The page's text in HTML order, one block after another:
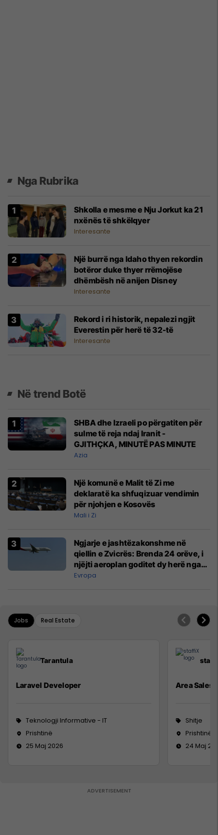
Nga Rubrika
Shkolla e mesme e Nju Jorkut ka 21
nxënës të shkëlqyer
Interesante
Një burrë nga Idaho thyen rekordin
botëror duke thyer rrëmojëse
dhëmbësh në anijen Disney
Interesante
Rekord i ri historik, nepalezi ngjit
Everestin për herë të 32-të
Interesante
Në trend Botë
SHBA dhe Izraeli po përgatiten për
sulme të reja ndaj Iranit -
GJITHÇKA, MINUTË PAS MINUTE
Azia
Një komunë e Malit të Zi me
deklaratë ka shfuqizuar vendimin
për njohjen e Kosovës
Mali i Zi
Ngjarje e jashtëzakonshme në
qiellin e Zvicrës: Brenda 24 orëve, i
njëjti aeroplan goditet dy herë nga
rrufeja
Evropa
Jobs Real Estate
Tarantula
Laravel Developer
Teknologji Informative - IT
Prishtinë
25 Maj 2026
Area Sales
Shitje
Prishtinë
24 Maj